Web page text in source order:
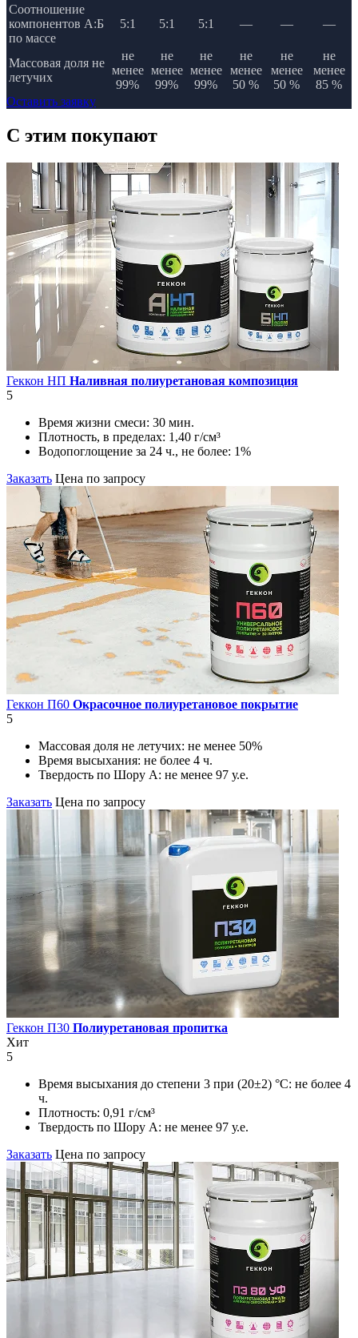
Соотношение
компонентов А:Б
по массе
5:1 5:1 5:1 — — —
Массовая доля не
летучих
не
менее
99%
не
менее
99%
не
менее
99%
не
менее
50 %
не
менее
50 %
не
менее
85 %
Оставить заявку
C этим покупают
Геккон НП Наливная полиуретановая композиция
5
Время жизни смеси: 30 мин.
Плотность, в пределах: 1,40 г/см³
Водопоглощение за 24 ч., не более: 1%
Заказать Цена по запросу
Геккон П60 Окрасочное полиуретановое покрытие
5
Массовая доля не летучих: не менее 50%
Время высыхания: не более 4 ч.
Твердость по Шору А: не менее 97 у.е.
Заказать Цена по запросу
Геккон П30 Полиуретановая пропитка
Хит
5
Время высыхания до степени 3 при (20±2) °С: не более 4
ч.
Плотность: 0,91 г/см³
Твердость по Шору А: не менее 97 у.е.
Заказать Цена по запросу